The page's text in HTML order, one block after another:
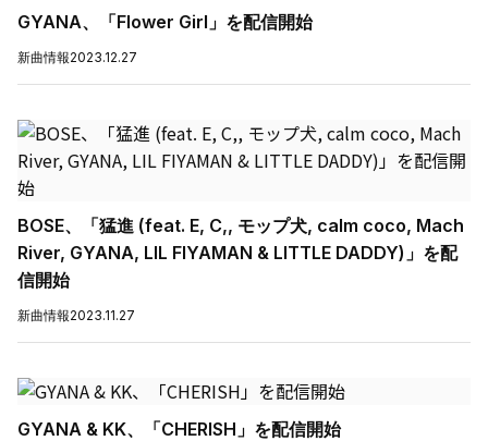
GYANA、「Flower Girl」を配信開始
新曲情報2023.12.27
BOSE、「猛進 (feat. E, C,, モップ犬, calm coco, Mach
River, GYANA, LIL FIYAMAN & LITTLE DADDY)」を配
信開始
新曲情報2023.11.27
GYANA & KK、「CHERISH」を配信開始